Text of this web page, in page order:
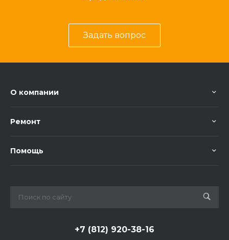
Задать вопрос
О компании
Ремонт
Помощь
+7 (812) 920-38-16